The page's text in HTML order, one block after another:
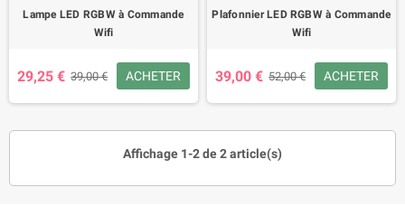
Lampe LED RGBW à Commande
Wifi
29,25 € 39,00 € ACHETER
Plafonnier LED RGBW à Commande
Wifi
39,00 € 52,00 € ACHETER
Affichage 1-2 de 2 article(s)